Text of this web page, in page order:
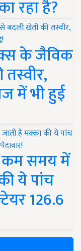
रहा है?
के जैविक
में भी हुई
कम समय में
ये पांच
126.6